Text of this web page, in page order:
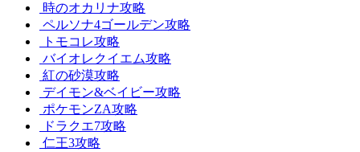
時のオカリナ攻略
ペルソナ4ゴールデン攻略
トモコレ攻略
バイオレクイエム攻略
紅の砂漠攻略
デイモン&ベイビー攻略
ポケモンZA攻略
ドラクエ7攻略
仁王3攻略